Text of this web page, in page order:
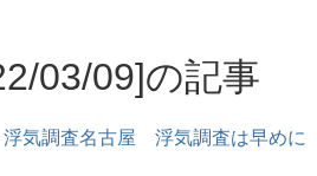
03/09]の記事
気調査名古屋 浮気調査は早めに